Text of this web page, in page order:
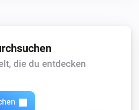
setzen °C
die du entdecken